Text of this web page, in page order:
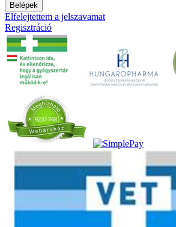
Belépek
Elfelejtettem a jelszavamat
Regisztráció